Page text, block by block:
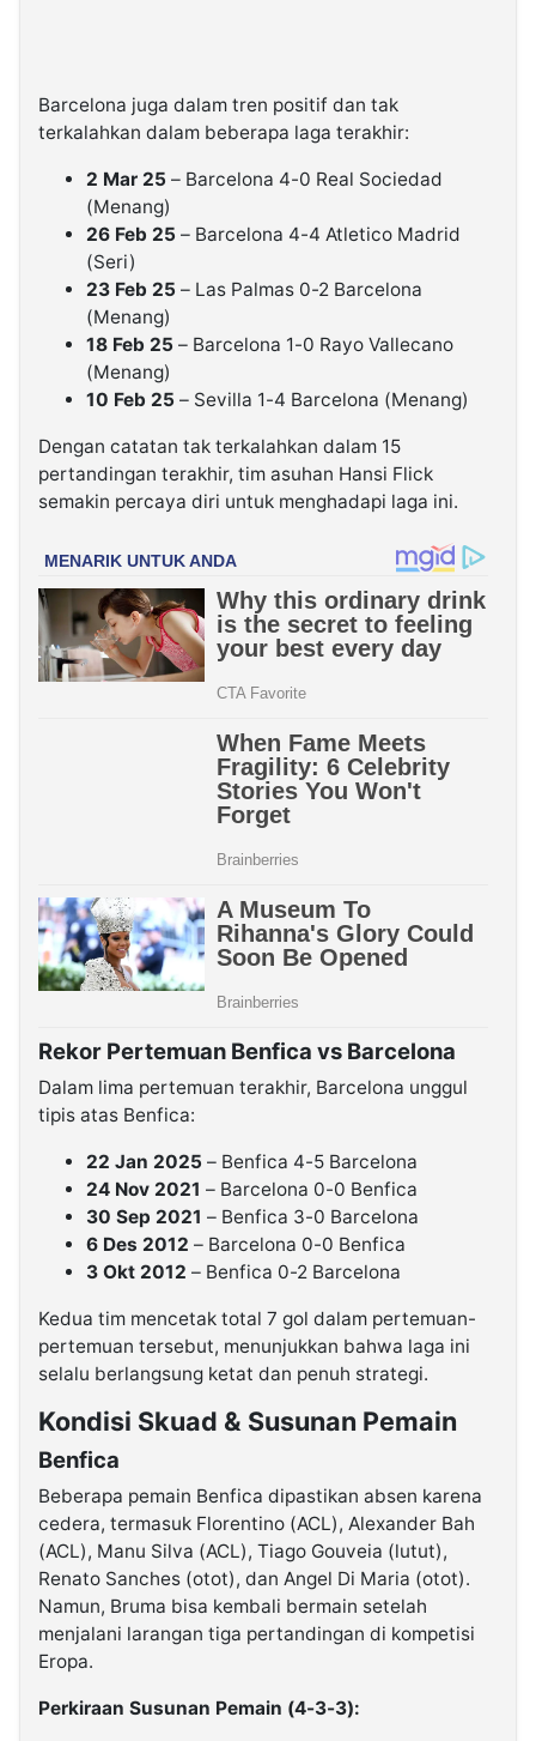
Barcelona juga dalam tren positif dan tak
terkalahkan dalam beberapa laga terakhir:
2 Mar 25 – Barcelona 4-0 Real Sociedad
(Menang)
26 Feb 25 – Barcelona 4-4 Atletico Madrid
(Seri)
23 Feb 25 – Las Palmas 0-2 Barcelona
(Menang)
18 Feb 25 – Barcelona 1-0 Rayo Vallecano
(Menang)
10 Feb 25 – Sevilla 1-4 Barcelona (Menang)
Dengan catatan tak terkalahkan dalam 15
pertandingan terakhir, tim asuhan Hansi Flick
semakin percaya diri untuk menghadapi laga ini.
Rekor Pertemuan Benfica vs Barcelona
Dalam lima pertemuan terakhir, Barcelona unggul
tipis atas Benfica:
22 Jan 2025 – Benfica 4-5 Barcelona
24 Nov 2021 – Barcelona 0-0 Benfica
30 Sep 2021 – Benfica 3-0 Barcelona
6 Des 2012 – Barcelona 0-0 Benfica
3 Okt 2012 – Benfica 0-2 Barcelona
Kedua tim mencetak total 7 gol dalam pertemuan-
pertemuan tersebut, menunjukkan bahwa laga ini
selalu berlangsung ketat dan penuh strategi.
Kondisi Skuad & Susunan Pemain
Benfica
Beberapa pemain Benfica dipastikan absen karena
cedera, termasuk Florentino (ACL), Alexander Bah
(ACL), Manu Silva (ACL), Tiago Gouveia (lutut),
Renato Sanches (otot), dan Angel Di Maria (otot).
Namun, Bruma bisa kembali bermain setelah
menjalani larangan tiga pertandingan di kompetisi
Eropa.
Perkiraan Susunan Pemain (4-3-3):